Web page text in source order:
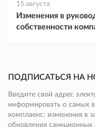
15 августа
Изменения в
собственности
ПОДПИСАТЬСЯ НА
Введите свой адрес
информировать о самых
комплаенс: изменения в
обновления санкционных